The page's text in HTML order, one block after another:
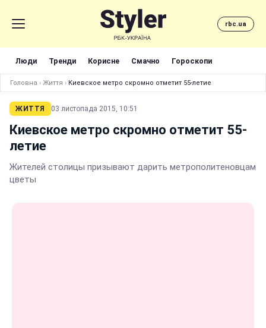
rbc.ua
Люди Тренди Корисне Смачно Гороскопи
Головна › Життя › Киевское метро скромно отметит 55-летие
ЖИТТЯ 03 листопада 2015, 10:51
Киевское метро скромно отметит 55-
летие
Жителей столицы призывают дарить метрополитеновцам
цветы